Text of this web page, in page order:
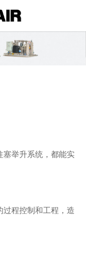
举升系统，都能实
程控制和工程，造